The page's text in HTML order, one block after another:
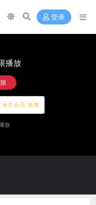
登录
播放
永久会员:免费
放